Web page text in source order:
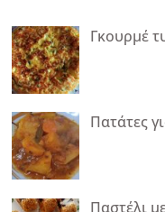
Γκουρμέ
Πατάτες
Παστέλι